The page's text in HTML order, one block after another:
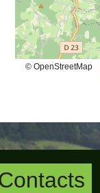
© OpenStreetMap